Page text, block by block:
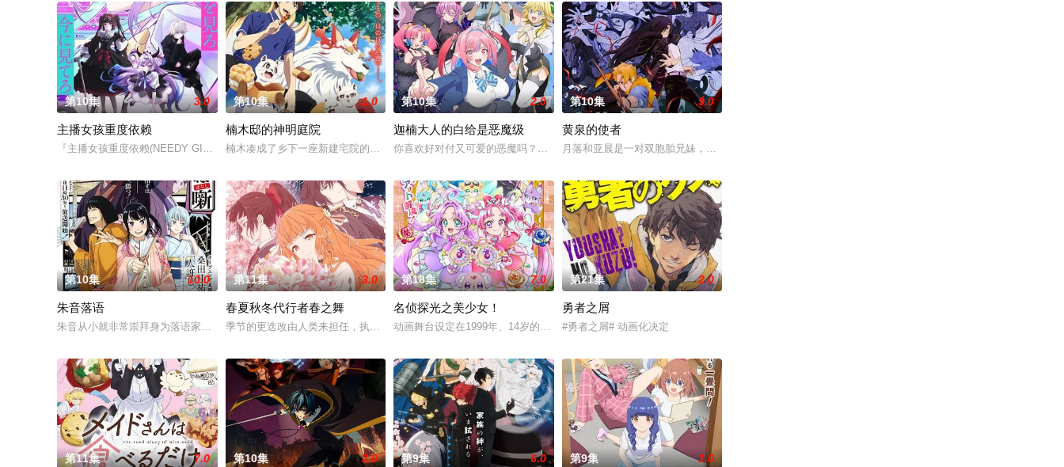
第10集 3.0
主播女孩重度依赖
『主播女孩重度依赖(NEEDY GIRL OVERDOSE)』是一款描绘网络天使（直播主）日常生活的多结局ADV。
第10集 1.0
楠木邸的神明庭院
楠木凑成了乡下一座新建宅院的管理员。原本是座有恶灵寄宿其中、非常「不干净」的院落大宅，然而身怀超强驱除邪祟力量的楠
第10集 2.0
迦楠大人的白给是恶魔级
你喜欢好对付又可爱的恶魔吗？女恶魔迦楠为了品尝美味的灵魂，潜入人间世界的高中。虽然锁定了一个男学生，但回过神来，却
第10集 9.0
黄泉的使者
月落和亚晨是一对双胞胎兄妹，他们在一个与世隔绝的深山小村落里出生，被称为“分隔夜与昼的双子”。他们
第10集 10.0
朱音落语
朱音从小就非常崇拜身为落语家的父亲，经常在门后偷看父亲练习的模样。然而，父亲参加「真打」晋升测验却遭到无情地逐出师
第11集 3.0
春夏秋冬代行者春之舞
季节的更迭改由人类来担任，执行这项任务的人被称为「四季代行者」－－司掌春天的代行者‧花叶雏菊和护卫‧姬鹰樱，为了让
第18集 7.0
名侦探光之美少女！
动画舞台设定在1999年、14岁的明智安娜从2027年穿越回1999年的真未来市、在那里她结识了同为14岁、憧憬成
第21集 2.0
勇者之屑
#勇者之屑# 动画化决定
第11集 7.0 第10集 2.0 第9集 6.0 第9集 1.0